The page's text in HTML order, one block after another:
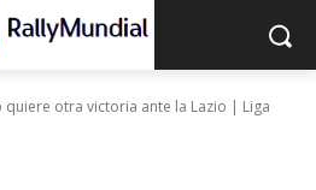
quiere otra victoria ante la Lazio | Liga